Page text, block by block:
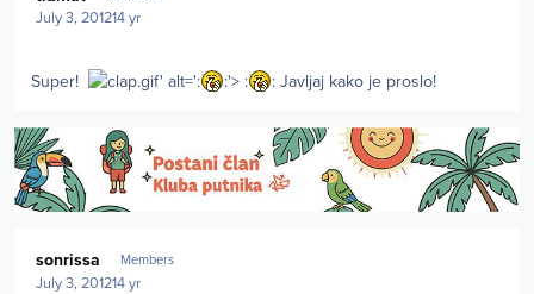
July 3, 201214 yr
Super! .gif' alt=': :'> : : Javljaj kako je proslo!
sonrissa Members
July 3, 201214 yr